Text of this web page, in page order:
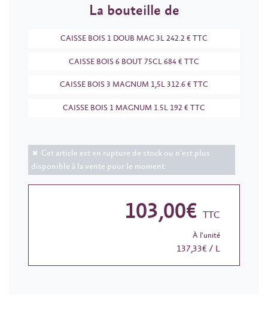
La bouteille de
CAISSE BOIS 1 DOUB MAG 3L 242.2 € TTC
CAISSE BOIS 6 BOUT 75CL 684 € TTC
CAISSE BOIS 3 MAGNUM 1,5L 312.6 € TTC
CAISSE BOIS 1 MAGNUM 1.5L 192 € TTC
Cet article est en rupture de stock ou n'est plus
disponible à la vente pour le moment.
103,00€ TTC
À l'unité
137,33€ / L